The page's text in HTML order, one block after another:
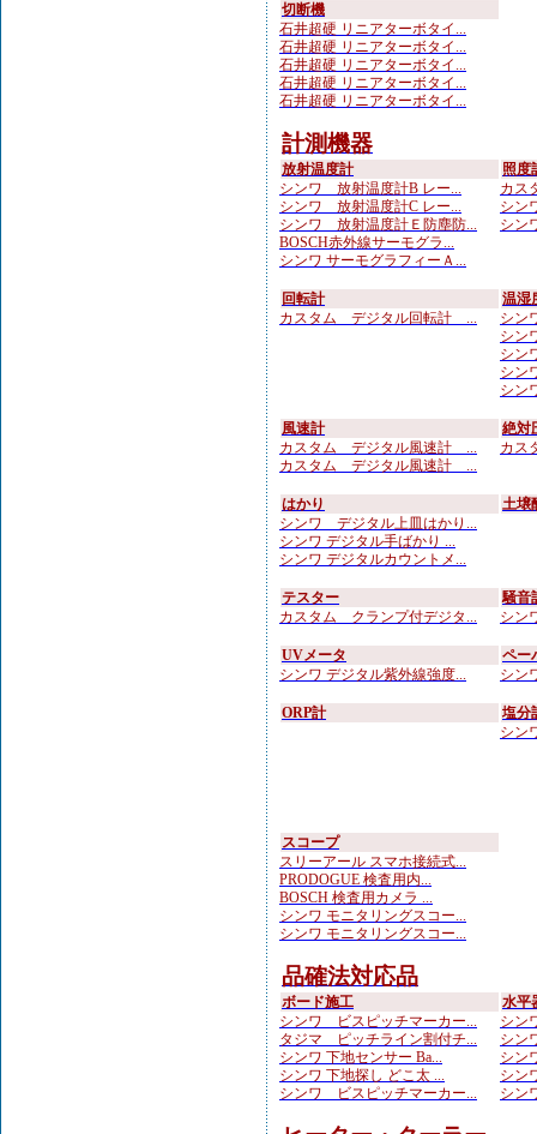
切断機
石井超硬 リニアターボタイ...
石井超硬 リニアターボタイ...
石井超硬 リニアターボタイ...
石井超硬 リニアターボタイ...
石井超硬 リニアターボタイ...
計測機器
放射温度計
シンワ 放射温度計B レー...
シンワ 放射温度計C レー...
シンワ 放射温度計Ｅ防塵防...
BOSCH赤外線サーモグラ...
シンワ サーモグラフィーＡ...
照度
カス
シン
シン
回転計
カスタム デジタル回転計 ...
温湿
シン
シン
シン
シン
シン
風速計
カスタム デジタル風速計 ...
カスタム デジタル風速計 ...
絶対
カス
はかり
シンワ デジタル上皿はかり...
シンワ デジタル手ばかり ...
シンワ デジタルカウントメ...
土壌
テスター
カスタム クランプ付デジタ...
騒音
シン
UVメータ
シンワ デジタル紫外線強度...
ペー
シン
ORP計
塩分
シン
スコープ
スリーアール スマホ接続式...
PRODOGUE 検査用内...
BOSCH 検査用カメラ ...
シンワ モニタリングスコー...
シンワ モニタリングスコー...
品確法対応品
ボード施工
シンワ ビスピッチマーカー...
タジマ ピッチライン割付チ...
シンワ 下地センサー Ba...
シンワ 下地探し どこ太 ...
シンワ ビスピッチマーカー...
水平
シン
シン
シン
シン
シン